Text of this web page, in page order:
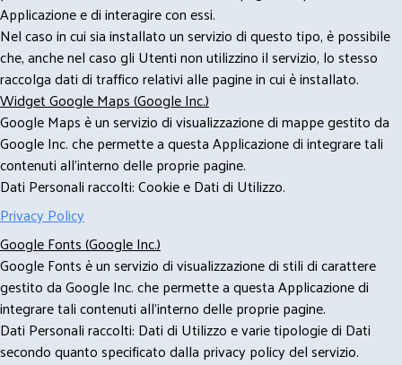
Applicazione e di interagire con essi.
Nel caso in cui sia installato un servizio di questo tipo, è possibile
che, anche nel caso gli Utenti non utilizzino il servizio, lo stesso
raccolga dati di traffico relativi alle pagine in cui è installato.
Widget Google Maps (Google Inc.)
Google Maps è un servizio di visualizzazione di mappe gestito da
Google Inc. che permette a questa Applicazione di integrare tali
contenuti all'interno delle proprie pagine.
Dati Personali raccolti: Cookie e Dati di Utilizzo.
Privacy Policy
Google Fonts (Google Inc.)
Google Fonts è un servizio di visualizzazione di stili di carattere
gestito da Google Inc. che permette a questa Applicazione di
integrare tali contenuti all'interno delle proprie pagine.
Dati Personali raccolti: Dati di Utilizzo e varie tipologie di Dati
secondo quanto specificato dalla privacy policy del servizio.